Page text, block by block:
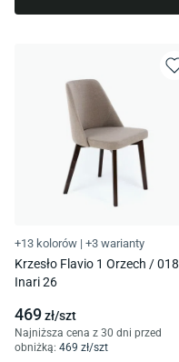
+13 kolorów | +3 warianty
Krzesło Flavio 1 Orzech / 018
Inari 26
469zł/szt
Najniższa cena z 30 dni przed
obniżką: 469 zł/szt